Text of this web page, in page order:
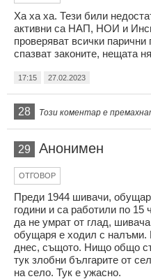
Ха ха ха. Тези били
активни са НАП, НОИ и
проверяват всички
спазват законите, нещата
17:15 27.02.2023
28 Този коментар е
29 Анонимен
ОТГОВОР
Преди 1944 шивачи,
години и са работили по 15
да не умрат от глад,
обущаря е ходил с налъми.
днес, същото. Нищо общо
тук злобни българите от
на село. Тук е ужасно.